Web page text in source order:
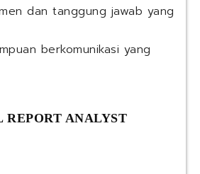
dan tanggung jawab yang
berkomunikasi yang
REPORT ANALYST